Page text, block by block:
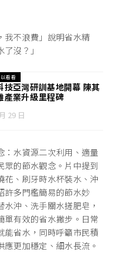
我不浪費」說明省水精
沒？」
看看
技亞灣研訓基地開幕 陳其
產業升級里程碑
29 日
：水資源二次利用、適量
的節水觀念。片中提到
花、刷牙時水杯裝水、沖
許多門檻簡易的節水妙
沖、洗手關水搓肥皂，
單有效的省水撇步。日常
能省水，同時呼籲市民積
更加穩定、細水長流。